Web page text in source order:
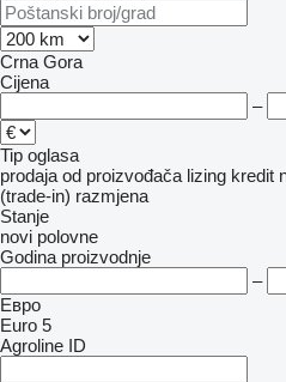
Crna Gora
Cijena
–
Tip oglasa
prodaja od proizvođača lizing kredit
(trade-in) razmjena
Stanje
novi polovne
Godina proizvodnje
–
Евро
Euro 5
Agroline ID